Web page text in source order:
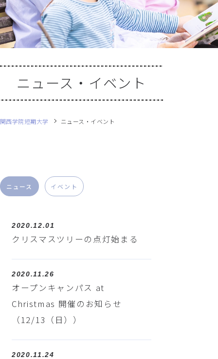
ニュース・イベント
関西学院短期大学 ニュース・イベント
ニュース イベント
2020.12.01
クリスマスツリーの点灯始まる
2020.11.26
オープンキャンパス at
Christmas 開催のお知らせ
（12/13（日））
2020.11.24